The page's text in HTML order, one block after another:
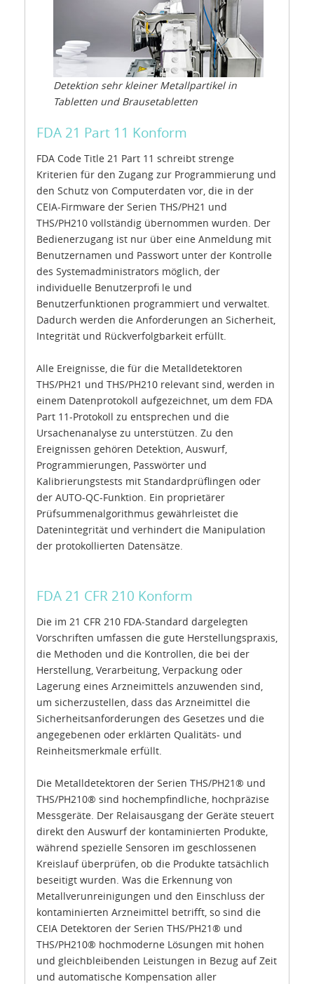
Detektion sehr kleiner Metallpartikel in
Tabletten und Brausetabletten
FDA 21 Part 11 Konform
FDA Code Title 21 Part 11 schreibt strenge
Kriterien für den Zugang zur Programmierung und
den Schutz von Computerdaten vor, die in der
CEIA-Firmware der Serien THS/PH21 und
THS/PH210 vollständig übernommen wurden. Der
Bedienerzugang ist nur über eine Anmeldung mit
Benutzernamen und Passwort unter der Kontrolle
des Systemadministrators möglich, der
individuelle Benutzerprofi le und
Benutzerfunktionen programmiert und verwaltet.
Dadurch werden die Anforderungen an Sicherheit,
Integrität und Rückverfolgbarkeit erfüllt.
Alle Ereignisse, die für die Metalldetektoren
THS/PH21 und THS/PH210 relevant sind, werden in
einem Datenprotokoll aufgezeichnet, um dem FDA
Part 11-Protokoll zu entsprechen und die
Ursachenanalyse zu unterstützen. Zu den
Ereignissen gehören Detektion, Auswurf,
Programmierungen, Passwörter und
Kalibrierungstests mit Standardprüflingen oder
der AUTO-QC-Funktion. Ein proprietärer
Prüfsummenalgorithmus gewährleistet die
Datenintegrität und verhindert die Manipulation
der protokollierten Datensätze.
FDA 21 CFR 210 Konform
Die im 21 CFR 210 FDA-Standard dargelegten
Vorschriften umfassen die gute Herstellungspraxis,
die Methoden und die Kontrollen, die bei der
Herstellung, Verarbeitung, Verpackung oder
Lagerung eines Arzneimittels anzuwenden sind,
um sicherzustellen, dass das Arzneimittel die
Sicherheitsanforderungen des Gesetzes und die
angegebenen oder erklärten Qualitäts- und
Reinheitsmerkmale erfüllt.
Die Metalldetektoren der Serien THS/PH21® und
THS/PH210® sind hochempfindliche, hochpräzise
Messgeräte. Der Relaisausgang der Geräte steuert
direkt den Auswurf der kontaminierten Produkte,
während spezielle Sensoren im geschlossenen
Kreislauf überprüfen, ob die Produkte tatsächlich
beseitigt wurden. Was die Erkennung von
Metallverunreinigungen und den Einschluss der
kontaminierten Arzneimittel betrifft, so sind die
CEIA Detektoren der Serien THS/PH21® und
THS/PH210® hochmoderne Lösungen mit hohen
und gleichbleibenden Leistungen in Bezug auf Zeit
und automatische Kompensation aller